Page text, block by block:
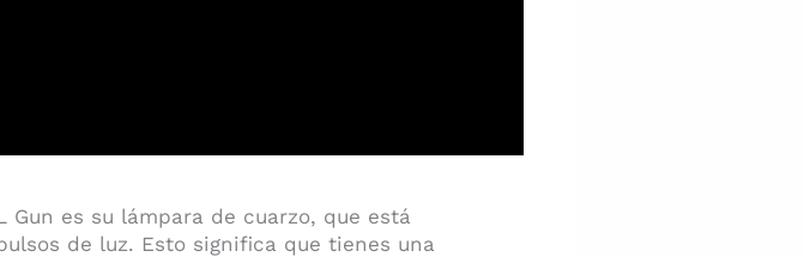
Gun es su lámpara de cuarzo, que está
de luz. Esto significa que tienes una